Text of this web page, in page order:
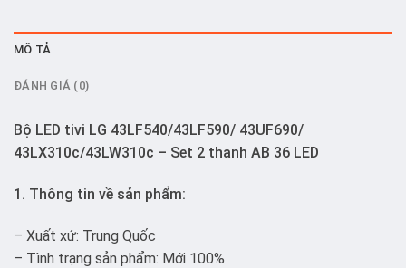
MÔ TẢ
ĐÁNH GIÁ (0)
Bộ LED tivi LG 43LF540/43LF590/ 43UF690/
43LX310c/43LW310c – Set 2 thanh AB 36 LED
1. Thông tin về sản phẩm:
– Xuất xứ: Trung Quốc
– Tình trạng sản phẩm: Mới 100%